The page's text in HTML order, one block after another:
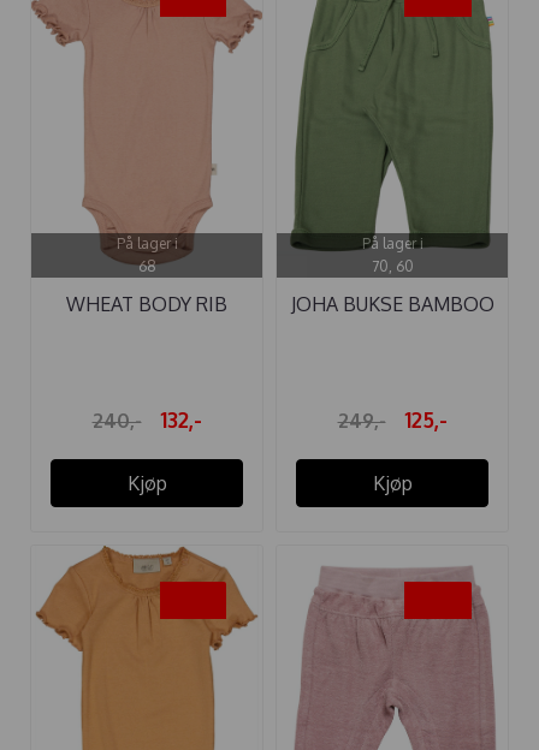
På lager i
68
WHEAT BODY RIB
240,- 132,-
Kjøp
På lager i
70, 60
JOHA BUKSE BAMBOO
249,- 125,-
Kjøp